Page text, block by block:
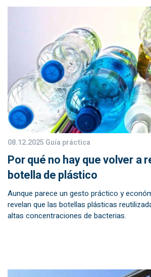
08.12.2025 Guía práctica
Por qué no hay que volver a
botella de plástico
Aunque parece un gesto práctico y
revelan que las botellas plásticas
altas concentraciones de bacterias.